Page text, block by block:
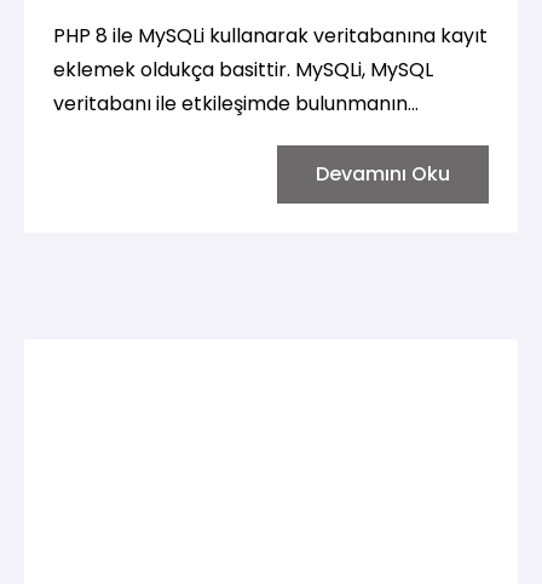
PHP 8 ile MySQLi kullanarak veritabanına kayıt
eklemek oldukça basittir. MySQLi, MySQL
veritabanı ile etkileşimde bulunmanın
hem de prosedürel olmak üzere iki farklı
yöntem sunar. Aşağıda adım adım MySQLi
Devamını Oku